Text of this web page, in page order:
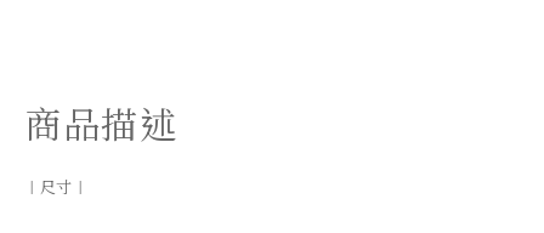
商品描述
｜尺寸｜